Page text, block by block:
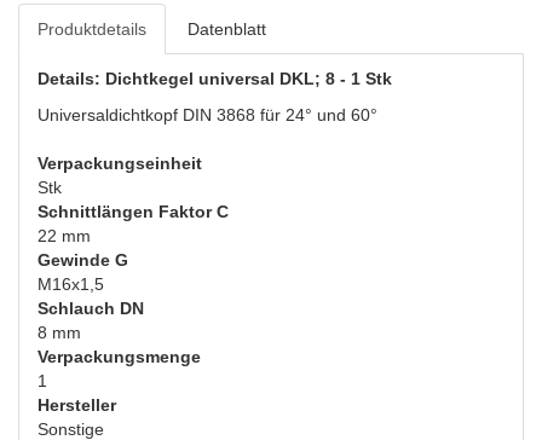
Produktdetails Datenblatt
Details: Dichtkegel universal DKL; 8 - 1 Stk
Universaldichtkopf DIN 3868 für 24° und 60°
Verpackungseinheit
Stk
Schnittlängen Faktor C
22 mm
Gewinde G
M16x1,5
Schlauch DN
8 mm
Verpackungsmenge
1
Hersteller
Sonstige